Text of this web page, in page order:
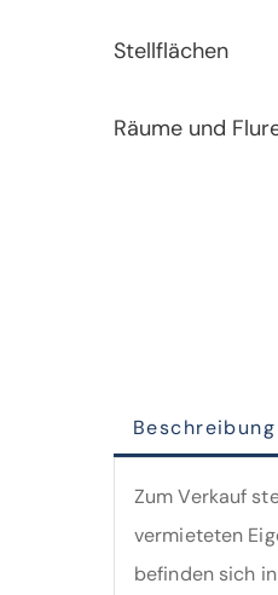
Stellflächen
Räume und
Beschreibung
Zum Verkauf
vermieteten
befinden sich